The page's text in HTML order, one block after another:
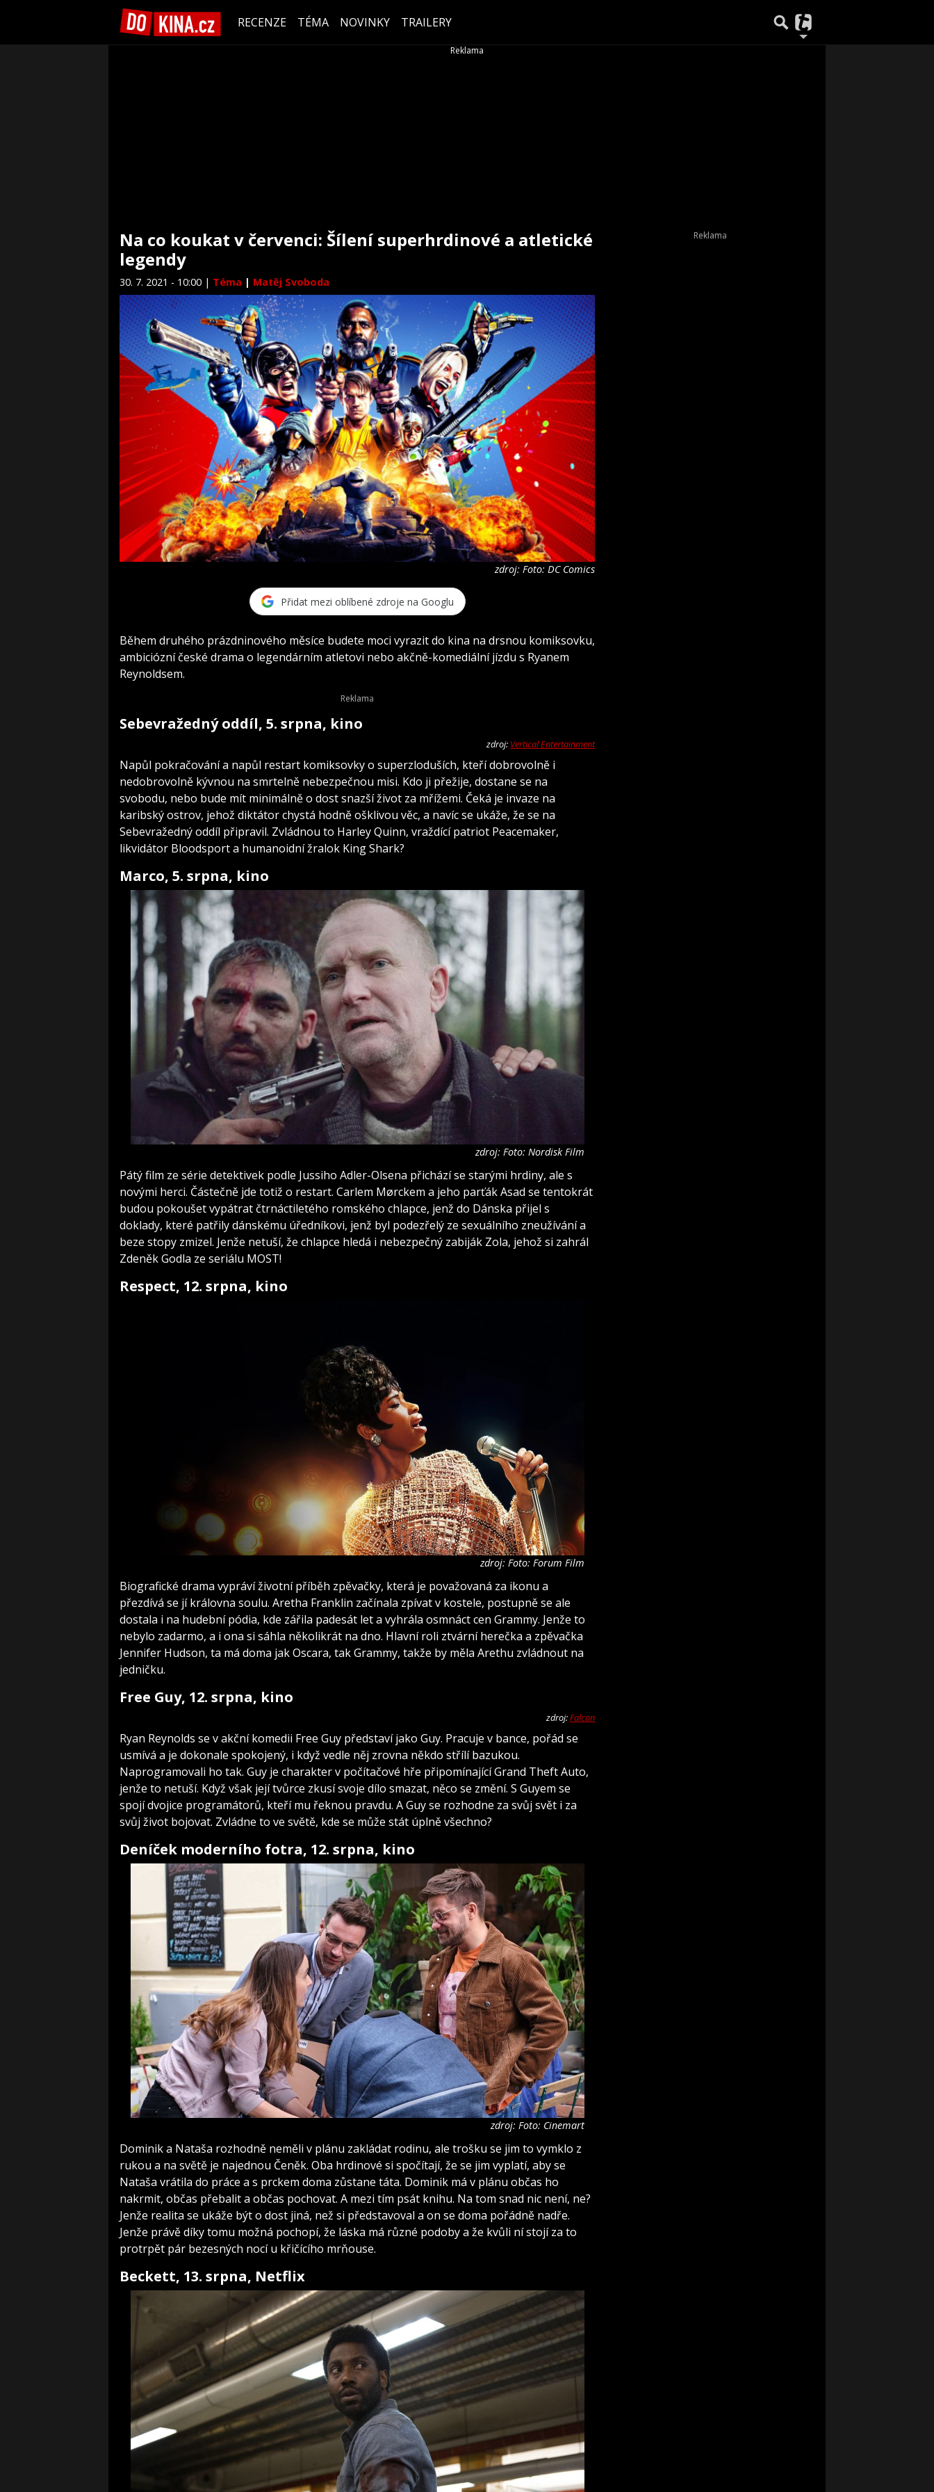
RECENZE TÉMA NOVINKY TRAILERY
Na co koukat v červenci: Šílení superhrdinové a atletické
legendy
30. 7. 2021 - 10:00 | Téma | Matěj Svoboda
zdroj: Foto: DC Comics
Přidat mezi oblíbené zdroje na Googlu
Během druhého prázdninového měsíce budete moci vyrazit do kina na drsnou komiksovku,
ambiciózní české drama o legendárním atletovi nebo akčně-komediální jízdu s Ryanem
Reynoldsem.
Sebevražedný oddíl, 5. srpna, kino
zdroj: Vertical Entertainment
Napůl pokračování a napůl restart komiksovky o superzloduších, kteří dobrovolně i
nedobrovolně kývnou na smrtelně nebezpečnou misi. Kdo ji přežije, dostane se na
svobodu, nebo bude mít minimálně o dost snazší život za mřížemi. Čeká je invaze na
karibský ostrov, jehož diktátor chystá hodně ošklivou věc, a navíc se ukáže, že se na
Sebevražedný oddíl připravil. Zvládnou to Harley Quinn, vraždící patriot Peacemaker,
likvidátor Bloodsport a humanoidní žralok King Shark?
Marco, 5. srpna, kino
zdroj: Foto: Nordisk Film
Pátý film ze série detektivek podle Jussiho Adler-Olsena přichází se starými hrdiny, ale s
novými herci. Částečně jde totiž o restart. Carlem Mørckem a jeho parťák Asad se tentokrát
budou pokoušet vypátrat čtrnáctiletého romského chlapce, jenž do Dánska přijel s
doklady, které patřily dánskému úředníkovi, jenž byl podezřelý ze sexuálního zneužívání a
beze stopy zmizel. Jenže netuší, že chlapce hledá i nebezpečný zabiják Zola, jehož si zahrál
Zdeněk Godla ze seriálu MOST!
Respect, 12. srpna, kino
zdroj: Foto: Forum Film
Biografické drama vypráví životní příběh zpěvačky, která je považovaná za ikonu a
přezdívá se jí královna soulu. Aretha Franklin začínala zpívat v kostele, postupně se ale
dostala i na hudební pódia, kde zářila padesát let a vyhrála osmnáct cen Grammy. Jenže to
nebylo zadarmo, a i ona si sáhla několikrát na dno. Hlavní roli ztvární herečka a zpěvačka
Jennifer Hudson, ta má doma jak Oscara, tak Grammy, takže by měla Arethu zvládnout na
jedničku.
Free Guy, 12. srpna, kino
zdroj:Falcon
Ryan Reynolds se v akční komedii Free Guy představí jako Guy. Pracuje v bance, pořád se
usmívá a je dokonale spokojený, i když vedle něj zrovna někdo střílí bazukou.
Naprogramovali ho tak. Guy je charakter v počítačové hře připomínající Grand Theft Auto,
jenže to netuší. Když však její tvůrce zkusí svoje dílo smazat, něco se změní. S Guyem se
spojí dvojice programátorů, kteří mu řeknou pravdu. A Guy se rozhodne za svůj svět i za
svůj život bojovat. Zvládne to ve světě, kde se může stát úplně všechno?
Deníček moderního fotra, 12. srpna, kino
zdroj: Foto: Cinemart
Dominik a Nataša rozhodně neměli v plánu zakládat rodinu, ale trošku se jim to vymklo z
rukou a na světě je najednou Čeněk. Oba hrdinové si spočítají, že se jim vyplatí, aby se
Nataša vrátila do práce a s prckem doma zůstane táta. Dominik má v plánu občas ho
nakrmit, občas přebalit a občas pochovat. A mezi tím psát knihu. Na tom snad nic není, ne?
Jenže realita se ukáže být o dost jiná, než si představoval a on se doma pořádně nadře.
Jenže právě díky tomu možná pochopí, že láska má různé podoby a že kvůli ní stojí za to
protrpět pár bezesných nocí u křičícího mrňouse.
Beckett, 13. srpna, Netflix